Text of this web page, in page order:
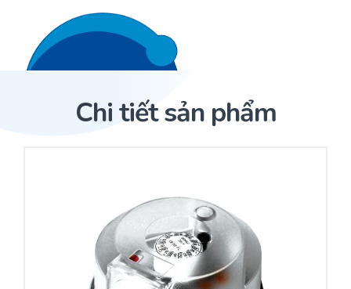
Trang Chủ
Cảm biến ACI
Nhà phân phối cảm biến
Chi tiết sản phẩm